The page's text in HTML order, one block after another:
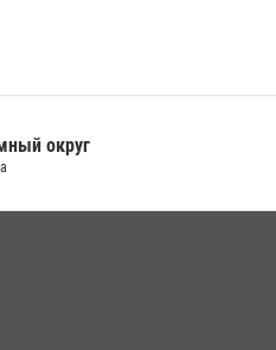
на Ямале
округ